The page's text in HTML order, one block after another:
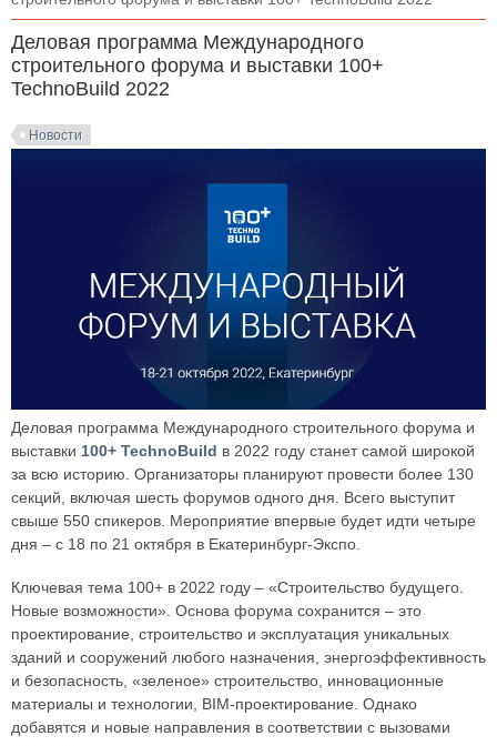
Деловая программа Международного
строительного форума и выставки 100+
TechnoBuild 2022
Новости
Деловая программа Международного строительного форума и
выставки 100+ TechnoBuild в 2022 году станет самой широкой
за всю историю. Организаторы планируют провести более 130
секций, включая шесть форумов одного дня. Всего выступит
свыше 550 спикеров. Мероприятие впервые будет идти четыре
дня – с 18 по 21 октября в Екатеринбург-Экспо.
Ключевая тема 100+ в 2022 году – «Строительство будущего.
Новые возможности». Основа форума сохранится – это
проектирование, строительство и эксплуатация уникальных
зданий и сооружений любого назначения, энергоэффективность
и безопасность, «зеленое» строительство, инновационные
материалы и технологии, BIM-проектирование. Однако
добавятся и новые направления в соответствии с вызовами